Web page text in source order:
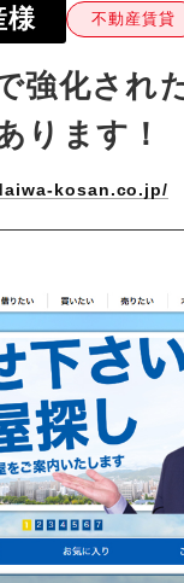
動画配信サイト制作
様 不動産賃貸
強化され
ります！
kosan.co.jp/